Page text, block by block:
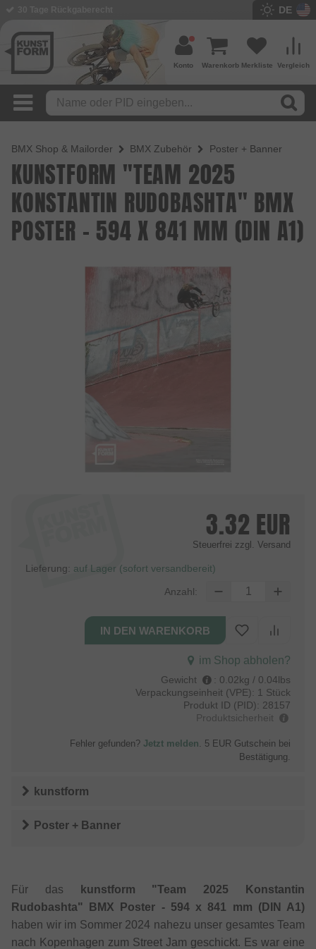
DE
Vergleich
Merkliste
Warenkorb
Konto
BMX Shop & Mailorder BMX Zubehör Poster + Banner
KUNSTFORM "TEAM 2025
KONSTANTIN RUDOBASHTA" BMX
POSTER - 594 X 841 MM (DIN A1)
3.32 EUR
Steuerfrei zzgl. Versand
Lieferung: auf Lager (sofort versandbereit)
Anzahl:
im Shop abholen?
Gewicht : 0.02kg / 0.04lbs
Verpackungseinheit (VPE): 1 Stück
Produkt ID (PID): 28157
Produktsicherheit
Fehler gefunden? Jetzt melden. 5 EUR Gutschein bei
Bestätigung.
kunstform
Poster + Banner
Für das
kunstform "Team 2025 Konstantin
Rudobashta" BMX Poster - 594 x 841 mm (DIN A1)
haben wir im Sommer 2024 nahezu unser gesamtes Team
nach Kopenhagen zum Street Jam geschickt. Es war eine